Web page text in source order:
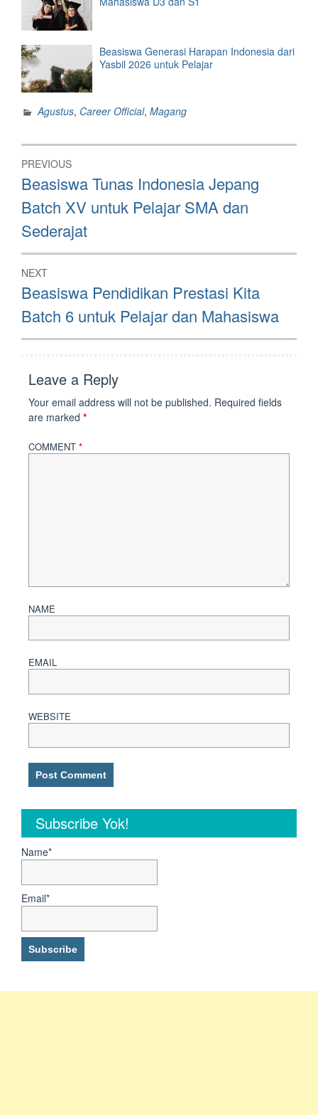
Beasiswa Generasi Harapan Indonesia dari
Yasbil 2026 untuk Pelajar
Agustus, Career Official, Magang
Post
navigation
PREVIOUS
Previous
post:
Beasiswa Tunas Indonesia Jepang
Batch XV untuk Pelajar SMA dan
Sederajat
NEXT
Next
post:
Beasiswa Pendidikan Prestasi Kita
Batch 6 untuk Pelajar dan Mahasiswa
Leave a Reply
Your email address will not be published. Required fields
are marked *
COMMENT *
NAME
EMAIL
WEBSITE
Subscribe Yok!
Name*
Email*